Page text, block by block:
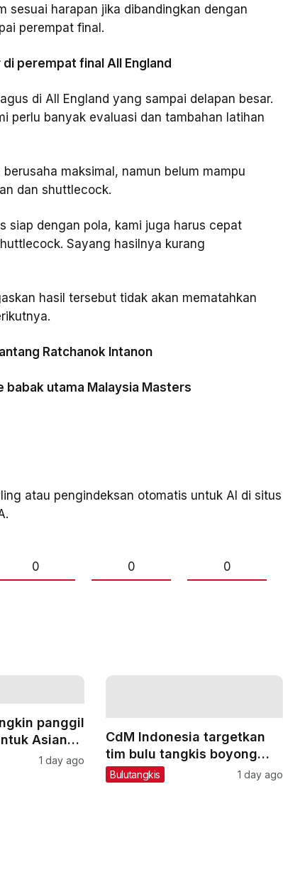
sesuai harapan jika dibandingkan dengan
perempat final.
perempat final All England
di All England yang sampai delapan besar.
perlu banyak evaluasi dan tambahan latihan
maksimal, namun belum mampu
dan shuttlecock.
siap dengan pola, kami juga harus cepat
Sayang hasilnya kurang
hasil tersebut tidak akan mematahkan
Ratchanok Intanon
utama Malaysia Masters
atau pengindeksan otomatis untuk AI di situs
0 0 0
panggil
Asian
1 day ago
CdM Indonesia targetkan
tim bulu tangkis boyong
emas di Asian Games
Bulutangkis 1 day ago